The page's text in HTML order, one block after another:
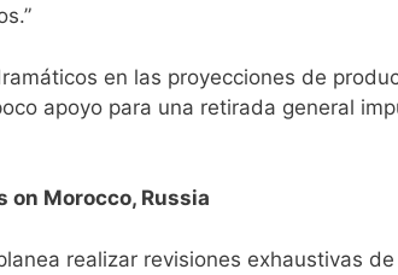
en las proyecciones de
apoyo para una retirada general
Morocco, Russia
realizar revisiones exhaustivas